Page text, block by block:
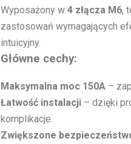
Wyposażony w 4 złącza M6,
zastosowań wymagających
intuicyjny.
Główne cechy:
Maksymalna moc 150A –
Łatwość instalacji – dzięki
komplikacje.
Zwiększone